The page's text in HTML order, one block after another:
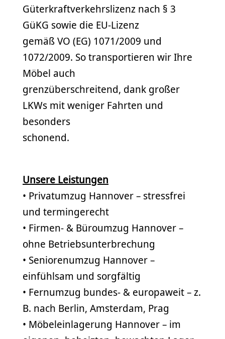
Güterkraftverkehrslizenz nach § 3
GüKG sowie die EU-Lizenz
gemäß VO (EG) 1071/2009 und
1072/2009. So transportieren wir Ihre
Möbel auch
grenzüberschreitend, dank großer
LKWs mit weniger Fahrten und
besonders
schonend.
Unsere Leistungen
• Privatumzug Hannover – stressfrei
und termingerecht
• Firmen- & Büroumzug Hannover –
ohne Betriebsunterbrechung
• Seniorenumzug Hannover –
einfühlsam und sorgfältig
• Fernumzug bundes- & europaweit – z.
B. nach Berlin, Amsterdam, Prag
• Möbeleinlagerung Hannover – im